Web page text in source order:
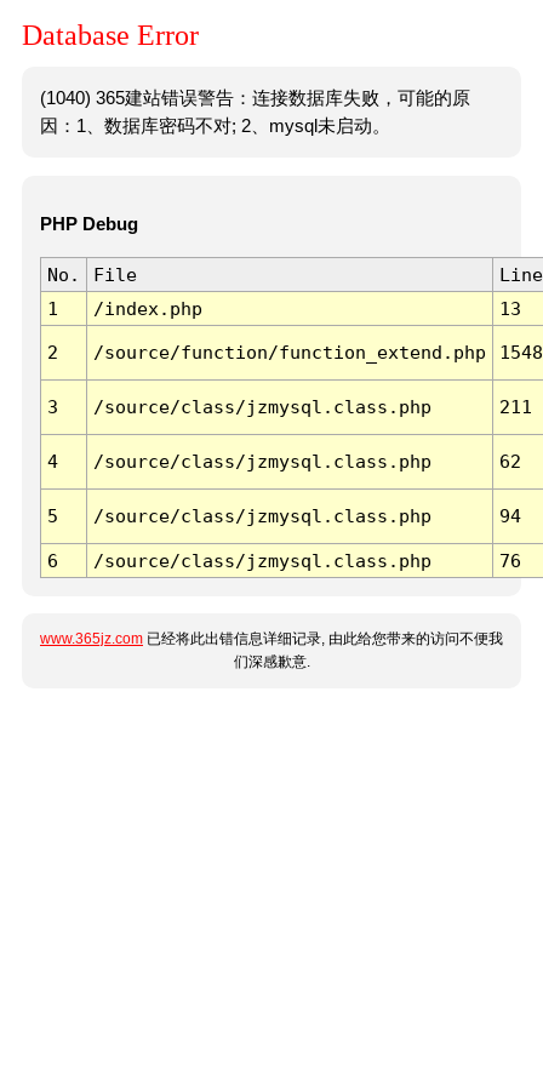
Database Error
(1040) 365建站错误警告：连接数据库失败，可能的原
因：1、数据库密码不对; 2、mysql未启动。
PHP Debug
No. File
Line
1
/index.php 13
2 /source/function/function_extend.php 1548
3 /source/class/jzmysql.class.php 211
4 /source/class/jzmysql.class.php 62
5 /source/class/jzmysql.class.php 94
6 /source/class/jzmysql.class.php 76
www.365jz.com 已经将此出错信息详细记录, 由此给您带来的访问不便我
们深感歉意.